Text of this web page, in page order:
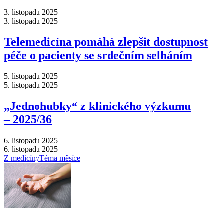
3. listopadu 2025
3. listopadu 2025
Telemedicína pomáhá zlepšit dostupnost
péče o pacienty se srdečním selháním
5. listopadu 2025
5. listopadu 2025
„Jednohubky“ z klinického výzkumu
–⁠ 2025/36
6. listopadu 2025
6. listopadu 2025
Z medicínyTéma měsíce